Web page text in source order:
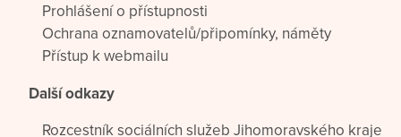
Prohlášení o přístupnosti
Ochrana oznamovatelů/připomínky, náměty
Přístup k webmailu
Další odkazy
Rozcestník sociálních služeb Jihomoravského kraje